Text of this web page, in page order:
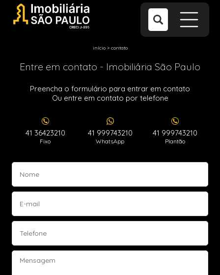
início> contato
Entre em contato - Imobiliária São Paulo
Preencha o formulário para entrar em contato
Ou entre em contato por telefone
41 36423210
Fixo
41 999743210
WhatsApp
41 999743210
Plantão